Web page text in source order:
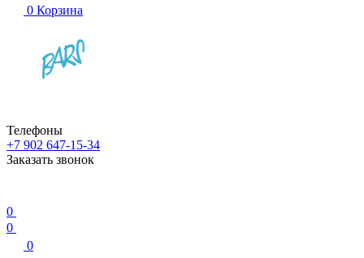
0 Корзина
Телефоны
+7 902 647-15-34
Заказать звонок
0
0
0